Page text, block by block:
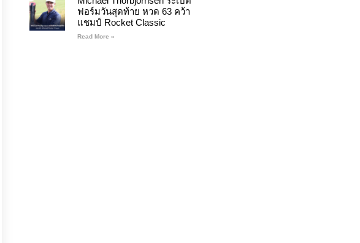
ฟอร์มวันสุดท้าย หวด 63 คว้า
แชมป์ Rocket Classic
Read More »